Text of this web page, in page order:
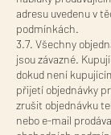
adresu uvedenu v
podmínkách.
3.7. Všechny
jsou závazné.
dokud není
přijetí objednávky
zrušit objednávku
nebo e-mail